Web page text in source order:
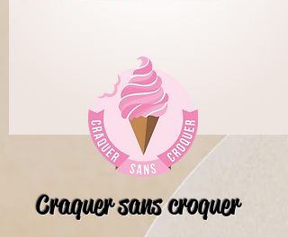
Craquer sans croquer